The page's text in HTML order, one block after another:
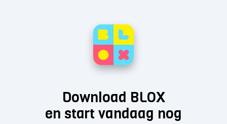
Download BLOX
en start vandaag nog